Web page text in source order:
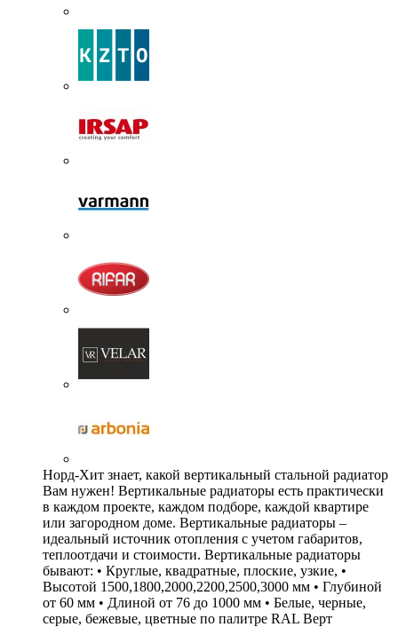
Норд-Хит знает, какой вертикальный стальной радиатор
Вам нужен! Вертикальные радиаторы есть практически
в каждом проекте, каждом подборе, каждой квартире
или загородном доме. Вертикальные радиаторы –
идеальный источник отопления с учетом габаритов,
теплоотдачи и стоимости. Вертикальные радиаторы
бывают: • Круглые, квадратные, плоские, узкие, •
Высотой 1500,1800,2000,2200,2500,3000 мм • Глубиной
от 60 мм • Длиной от 76 до 1000 мм • Белые, черные,
серые, бежевые, цветные по палитре RAL Верт